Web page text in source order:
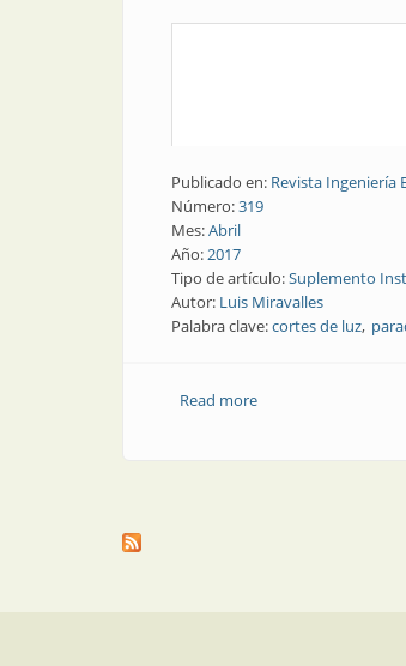
Publicado en: Revista Ingeniería
Número:319
Mes:Abril
Año:2017
Tipo de artículo:Suplemento
Autor: Luis Miravalles
Palabra clave:cortes de luz
Read moreabout Seguridad